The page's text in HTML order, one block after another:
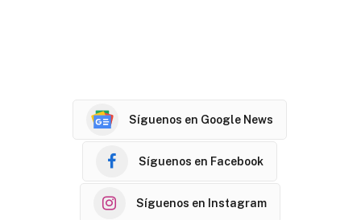
Síguenos en Google News
Síguenos en Facebook
Síguenos en Instagram